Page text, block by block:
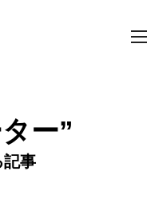
toggle
ー”
記事